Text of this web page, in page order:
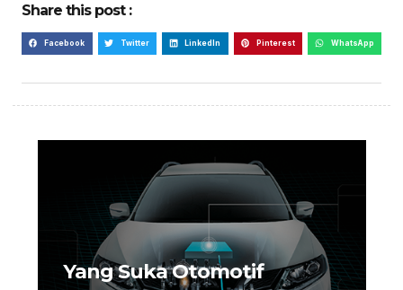
Share this post :
Facebook Twitter LinkedIn Pinterest WhatsApp
Yang Suka Otomotif